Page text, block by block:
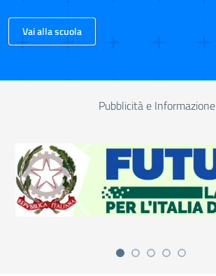
Vai alla scuola
Pubblicità e Informazione